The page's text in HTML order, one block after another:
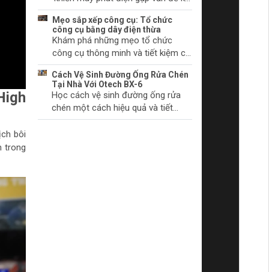
bôi
trong
chúng bắt đầu.
khởi động và cách khắc phục
chúng. Tìm hiểu thêm ngay!
Mẹo sắp xếp công cụ: Tổ chức
công cụ bằng dây điện thừa
Khám phá những mẹo tổ chức
công cụ thông minh và tiết kiệm chi
phí với dây điện thừa. Biến không
gian làm việc của bạn trở nên gọn
gàng và khoa học.
Cách Vệ Sinh Đường Ống Rửa Chén
Tại Nhà Với Otech BX-6
Học cách vệ sinh đường ống rửa
chén một cách hiệu quả và tiết
kiệm thời gian tại nhà với sản phẩm